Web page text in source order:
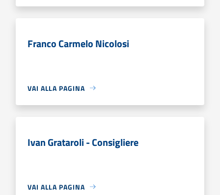
Franco Carmelo Nicolosi
VAI ALLA PAGINA
Ivan Grataroli - Consigliere
VAI ALLA PAGINA